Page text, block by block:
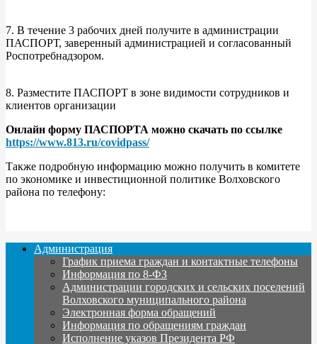
7. В течение 3 рабочих дней получите в администрации
ПАСПОРТ, заверенный администрацией и согласованный
Роспотребнадзором.
8. Разместите ПАСПОРТ в зоне видимости сотрудников и
клиентов организации
Онлайн форму ПАСПОРТА можно скачать по ссылке
https://www.813.ru/covidpass/
Также подробную информацию можно получить в комитете
по экономике и инвестиционной политике Волховского
района по телефону:
Администрация
График приема граждан и контактные телефоны
Информация по 8-ФЗ
Администрации городских и сельских поселений
Волховского муниципального района
Электронная форма обращений
Информация по обращениям граждан
Исполнение указов Президента РФ